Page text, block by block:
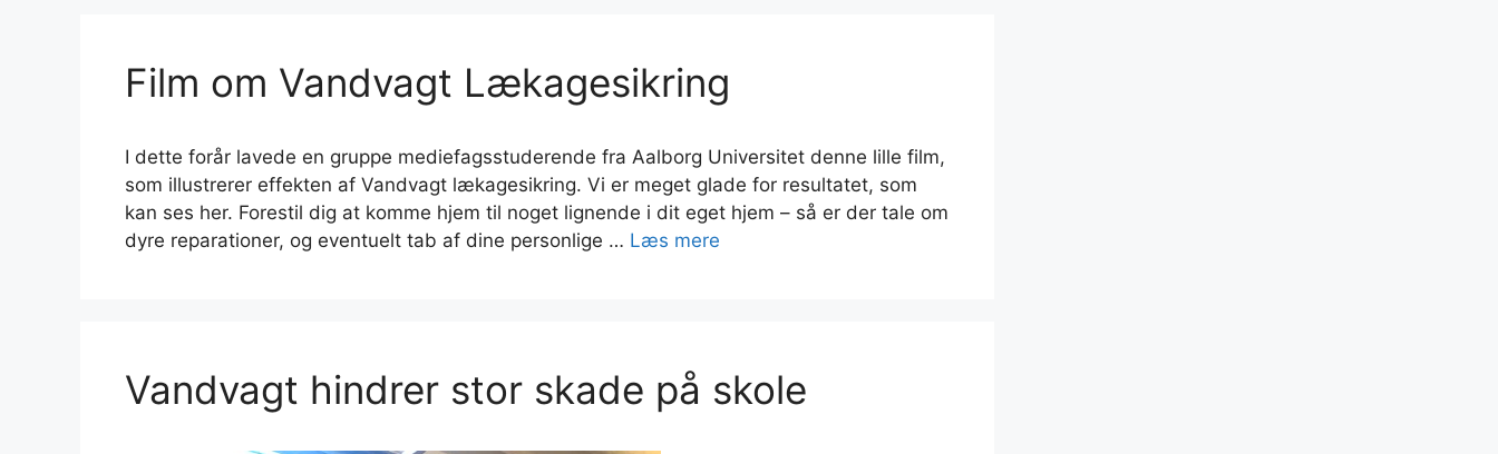
Film om Vandvagt Lækagesikring
I dette forår lavede en gruppe mediefagsstuderende fra Aalborg Universitet denne lille film,
som illustrerer effekten af Vandvagt lækagesikring. Vi er meget glade for resultatet, som
kan ses her. Forestil dig at komme hjem til noget lignende i dit eget hjem – så er der tale om
dyre reparationer, og eventuelt tab af dine personlige … Læs mere
Vandvagt hindrer stor skade på skole